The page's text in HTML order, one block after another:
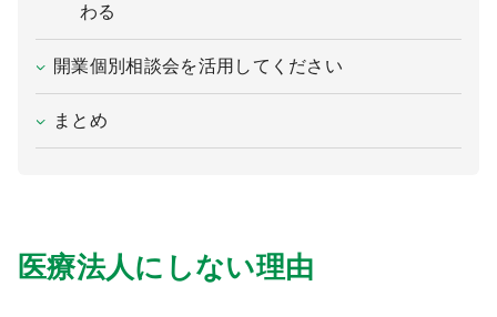
わる
開業個別相談会を活用してください
まとめ
医療法人にしない理由